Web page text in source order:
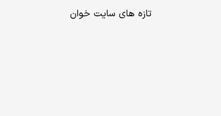
تازه های سایت خوان